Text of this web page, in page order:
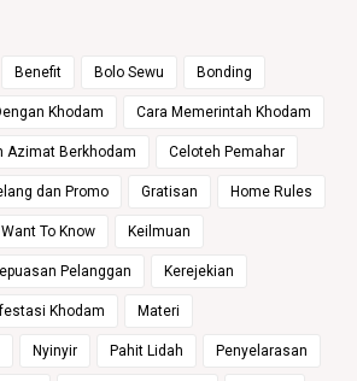
Benefit Bolo Sewu Bonding
Khodam Cara Memerintah Khodam
Azimat Berkhodam Celoteh Pemahar
dan Promo Gratisan Home Rules
To Know Keilmuan
Pelanggan Kerejekian
Khodam Materi
Nyinyir Pahit Lidah Penyelarasan